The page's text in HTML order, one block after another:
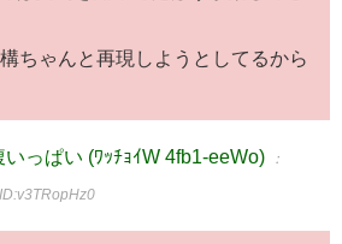
ちゃんと再現しようとしてるから
っぱい (ﾜｯﾁｮｲW 4fb1-eeWo) ：
ID:v3TRopHz0